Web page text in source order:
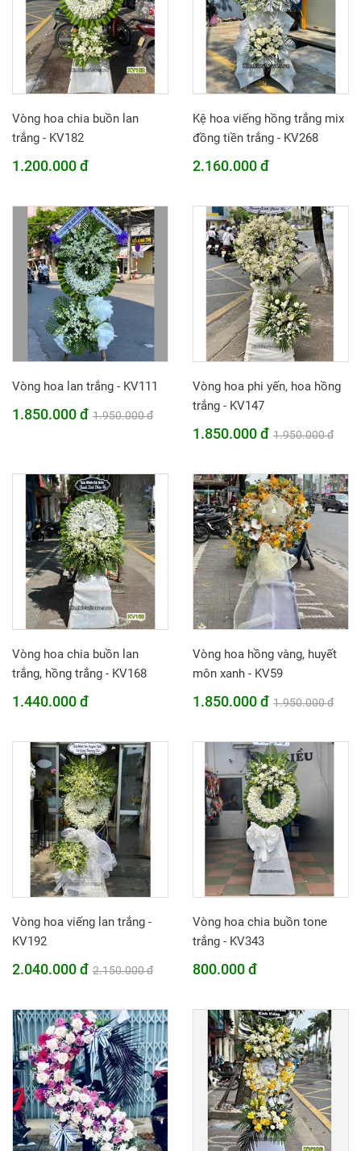
Vòng hoa chia buồn lan
trắng - KV182
1.200.000 đ
Kệ hoa viếng hồng trắng mix
đồng tiền trắng - KV268
2.160.000 đ
Vòng hoa lan trắng - KV111
1.850.000 đ 1.950.000 đ
Vòng hoa phi yến, hoa hồng
trắng - KV147
1.850.000 đ 1.950.000 đ
Vòng hoa chia buồn lan
trắng, hồng trắng - KV168
1.440.000 đ
Vòng hoa hồng vàng, huyết
môn xanh - KV59
1.850.000 đ 1.950.000 đ
Vòng hoa viếng lan trắng -
KV192
2.040.000 đ 2.150.000 đ
Vòng hoa chia buồn tone
trắng - KV343
800.000 đ